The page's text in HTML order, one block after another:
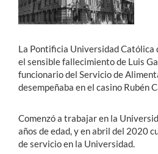
Académicos
Funcionarios
La Pontificia Universidad Católica
el sensible fallecimiento de Luis
funcionario del Servicio de
desempeñaba en el casino Rubén
Comenzó a trabajar en la
años de edad, y en abril del 2020
de servicio en la Universidad.